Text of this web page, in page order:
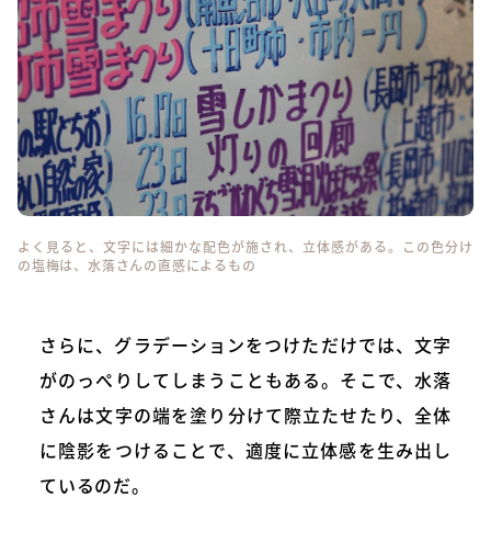
よく見ると、文字には細かな配色が施され、立体感がある。この色分け
の塩梅は、水落さんの直感によるもの
さらに、グラデーションをつけただけでは、文字
がのっぺりしてしまうこともある。そこで、水落
さんは文字の端を塗り分けて際立たせたり、全体
に陰影をつけることで、適度に立体感を生み出し
ているのだ。